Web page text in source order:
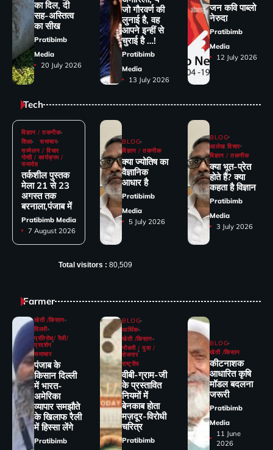
का दिल, दी
सह-अस्तित्व
का सीख
Pratibimb
Media
20 July 2026
जो गौरवर्ण की
लुनाई है, वह
आपने इन्हीं से
चुराई है …!
Pratibimb
Media
13 July 2026
जन कवि पाब्लो
नेरुदा
Pratibimb
Media
12 July 2026
Tech
विज्ञान / तकनीक
शिक्षा
समाचार
सम्मेलन / विचार
गोष्ठी / कार्यक्रम /
समारोह
तर्कशील पुस्तक
मेला 21 से 23
अगस्त तक
बरनाला,पंजाब में
Pratibimb Media
7 August 2026
BLOG
विज्ञान / तकनीक
क्या ज्योतिष का
वैज्ञानिक
आधार है
Pratibimb
Media
5 July 2026
BLOG
आलेख विचार
विज्ञान / तकनीक
क्या भूत-प्रेत
होते हैं? क्या
कहता है विज्ञान
Pratibimb
Media
3 July 2026
Total visitors : 80,509
Farmer
खेती /किसान
दिल्ली
प्रतिरोध/ रैली/
प्रदर्शन
समाचार
पंजाब के
किसान दिल्ली
में भारत-
अमेरिका
व्यापार समझौते
के खिलाफ रैली
में हिस्सा लेंगे
Pratibimb
BLOG
आर्थिक
खेती /किसान
नौकरी / युवा /
रोजगार
राष्ट्रीय
वीबी-ग्राम-जी
के प्रस्तावित
नियमों में
बेनकाब होता
मज़दूर-विरोधी
चरित्र
Pratibimb
BLOG
खेती /किसान
कीटनाशक
आधारित कृषि
मॉडल बदलना
जरूरी
Pratibimb
Media
11 June
2026